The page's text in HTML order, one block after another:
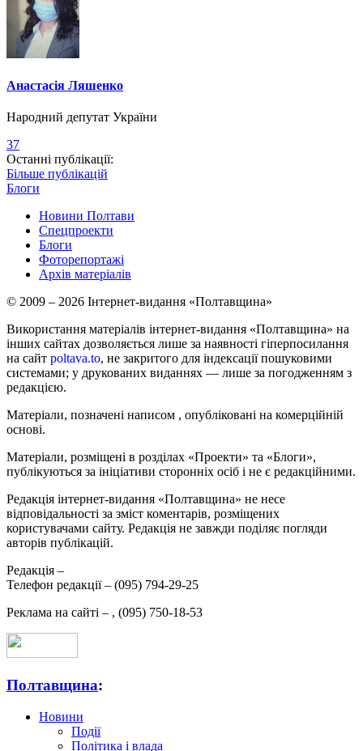
Анастасія Ляшенко
Народний депутат України
37
Останні публікації:
Більше публікацій
Блоги
Новини Полтави
Спецпроекти
Блоги
Фоторепортажі
Архів матеріалів
© 2009 – 2026 Інтернет-видання «Полтавщина»
Використання матеріалів інтернет-видання «Полтавщина» на
інших сайтах дозволяється лише за наявності гіперпосилання
на сайт poltava.to, не закритого для індексації пошуковими
системами; у друкованих виданнях — лише за погодженням з
редакцією.
Матеріали, позначені написом , опубліковані на комерційній
основі.
Матеріали, розміщені в розділах «Проекти» та «Блоги»,
публікуються за ініціативи сторонніх осіб і не є редакційними.
Редакція інтернет-видання «Полтавщина» не несе
відповідальності за зміст коментарів, розміщених
користувачами сайту. Редакція не завжди поділяє погляди
авторів публікацій.
Редакція –
Телефон редакції – (095) 794-29-25
Реклама на сайті – , (095) 750-18-53
Полтавщина:
Новини
Події
Політика і влада